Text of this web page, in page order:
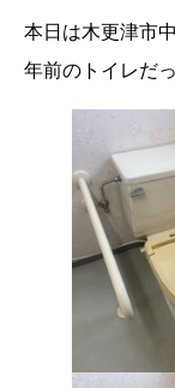
本日は木更津市
年前のトイレだ